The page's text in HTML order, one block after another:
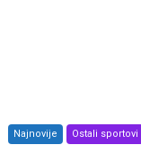
Najnovije Ostali sportovi